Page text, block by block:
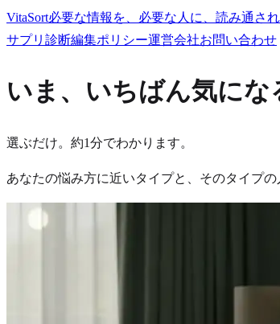
VitaSort必要な情報を、必要な人に、読み通され
サプリ診断編集ポリシー運営会社お問い合わせ
いま、いちばん気にな
選ぶだけ。約1分でわかります。
あなたの悩み方に近いタイプと、そのタイプ